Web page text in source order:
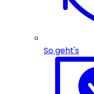
So geht's